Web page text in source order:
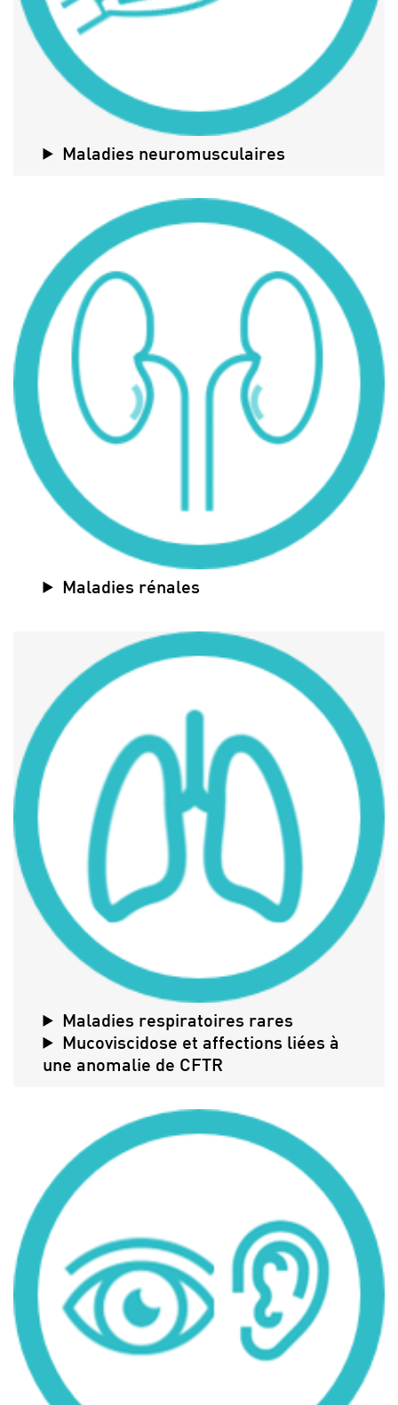
Maladies neuromusculaires
Maladies rénales
Maladies respiratoires rares
Mucoviscidose et affections liées à
une anomalie de CFTR